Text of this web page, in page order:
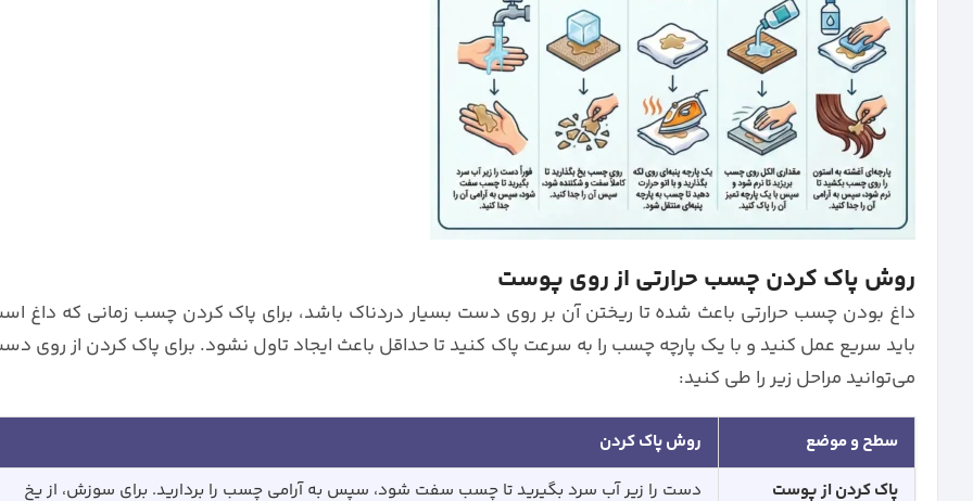
روش پاک کردن چسب حرارتی از روی پوست
داغ بودن چسب حرارتی باعث شده تا ریختن آن بر روی دست بسیار دردناک باشد، برای پاک کردن چسب زمانی که داغ
باید سریع عمل کنید و با یک پارچه چسب را به سرعت پاک کنید تا حداقل باعث ایجاد تاول نشود. برای پاک کردن از روی
می‌توانید مراحل زیر را طی کنید:
سطح و موضع
روش پاک کردن
پاک کردن از پوست
دست را زیر آب سرد بگیرید تا چسب سفت شود، سپس به آرامی چسب را بردارید. برای سوزش، از یخ